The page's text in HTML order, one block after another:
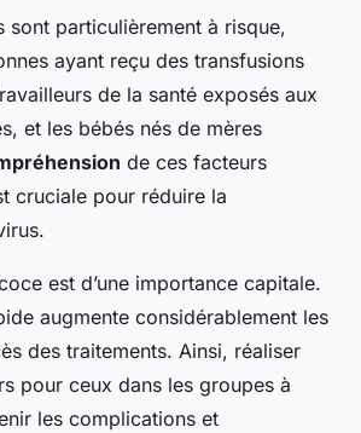
sont particulièrement à risque,
ayant reçu des transfusions
de la santé exposés aux
et les bébés nés de mères
de ces facteurs
cruciale pour réduire la
est d’une importance capitale.
augmente considérablement les
des traitements. Ainsi, réaliser
pour ceux dans les groupes à
les complications et